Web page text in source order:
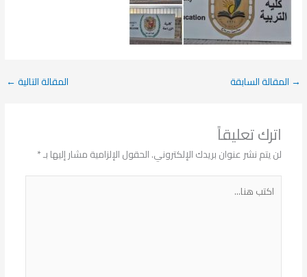
→ المقالة السابقة المقالة التالية←
اترك تعليقاً
لن يتم نشر عنوان بريدك الإلكتروني.الحقول الإلزامية مشار إليها بـ*
هنا...